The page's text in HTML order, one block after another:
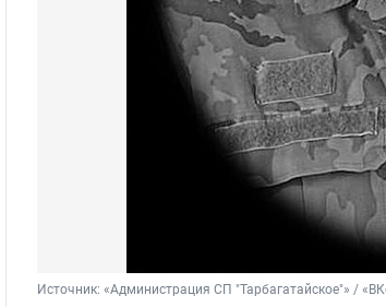
Источник: «Администрация СП "Тарбагатайское"» /